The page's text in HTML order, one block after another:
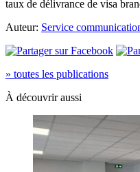
taux de délivrance de visa
Auteur: Service
» toutes les publications
À découvrir aussi